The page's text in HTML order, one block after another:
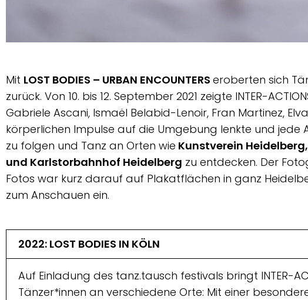
Ehhalt
Mit LOST BODIES – URBAN ENCOUNTERS eroberten sich
zurück. Von 10. bis 12. September 2021 zeigte INTER-
Gabriele Ascani, Ismaël Belabid-Lenoir, Fran Martinez,
körperlichen Impulse auf die Umgebung lenkte und jede
zu folgen und Tanz an Orten wie Kunstverein
und Karlstorbahnhof Heidelberg zu entdecken. Der
Fotos war kurz darauf auf Plakatflächen in ganz
zum Anschauen ein.
2022: LOST BODIES IN KÖLN
Auf Einladung des tanz.tausch festivals bringt INTER-
Tänzer*innen an verschiedene Orte: Mit einer